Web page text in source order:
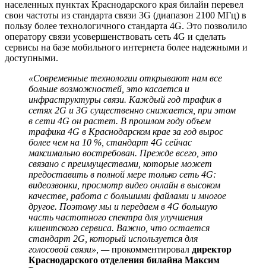
населенных пунктах Краснодарского края билайн перевел
свои частоты из стандарта связи 3G (диапазон 2100 МГц) в
пользу более технологичного стандарта 4G. Это позволило
оператору связи усовершенствовать сеть 4G и сделать
сервисы на базе мобильного интернета более надежными и
доступными.
«Современные технологии открывают нам все
больше возможностей, это касается и
инфраструктуры связи. Каждый год трафик в
сетях 2G и 3G существенно снижается, при этом
в сети 4G он растет. В прошлом году объем
трафика 4G в Краснодарском крае за год вырос
более чем на 10 %, стандарт 4G сейчас
максимально востребован. Прежде всего, это
связано с преимуществами, которые может
предоставить в полной мере только сеть 4G:
видеозвонки, просмотр видео онлайн в высоком
качестве, работа с большими файлами и многое
другое. Поэтому мы и передаем в 4G большую
часть частотного спектра для улучшения
клиентского сервиса. Важно, что остается
стандарт 2G, который используется для
голосовой связи», —прокомментировал директор
Краснодарского отделения билайна Максим